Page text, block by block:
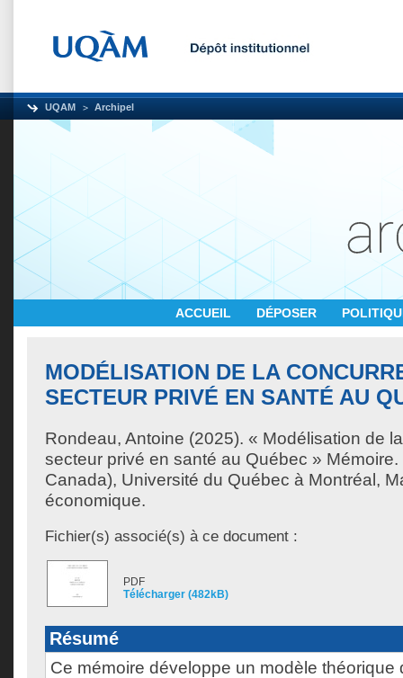
UQAM Archipel
ACCUEIL DÉPOSER
MODÉLISATION DE LA
SECTEUR PRIVÉ EN SANTÉ AU
Rondeau, Antoine (2025). « Modélisation de
secteur privé en santé au Québec »
Canada), Université du Québec à Montréal,
économique.
Fichier(s) associé(s) à ce document :
PDF
Télécharger (482kB)
Résumé
Ce mémoire développe un modèle théorique